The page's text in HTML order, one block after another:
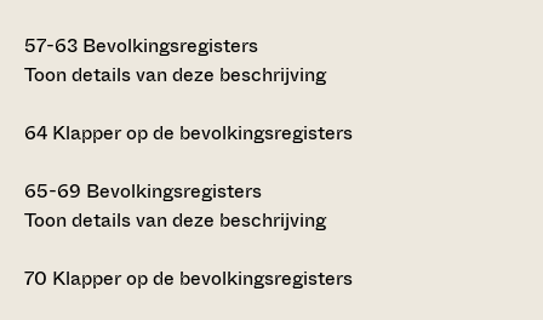
57-63 Bevolkingsregisters
Toon details van deze beschrijving
64 Klapper op de bevolkingsregisters
65-69 Bevolkingsregisters
Toon details van deze beschrijving
70 Klapper op de bevolkingsregisters